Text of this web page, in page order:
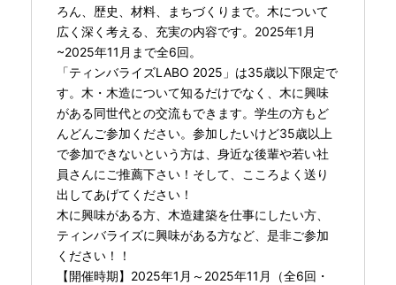
ろん、歴史、材料、まちづくりまで。木について
広く深く考える、充実の内容です。2025年1月
~2025年11月まで全6回。
「ティンバライズLABO 2025」は35歳以下限定で
す。木・木造について知るだけでなく、木に興味
がある同世代との交流もできます。学生の方もど
んどんご参加ください。参加したいけど35歳以上
で参加できないという方は、身近な後輩や若い社
員さんにご推薦下さい！そして、こころよく送り
出してあげてください！
木に興味がある方、木造建築を仕事にしたい方、
ティンバライズに興味がある方など、是非ご参加
ください！！
【開催時期】2025年1月～2025年11月（全6回・